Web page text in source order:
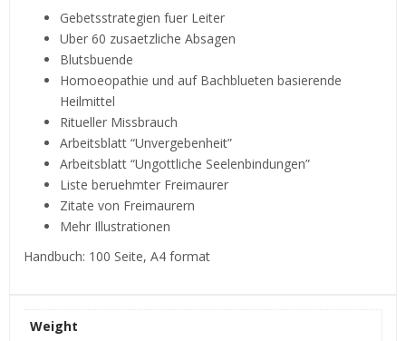
Gebetsstrategien fuer Leiter
Uber 60 zusaetzliche Absagen
Blutsbuende
Homoeopathie und auf Bachblueten basierende
Heilmittel
Ritueller Missbrauch
Arbeitsblatt “Unvergebenheit”
Arbeitsblatt “Ungottliche Seelenbindungen”
Liste beruehmter Freimaurer
Zitate von Freimaurern
Mehr Illustrationen
Handbuch: 100 Seite, A4 format
Weight